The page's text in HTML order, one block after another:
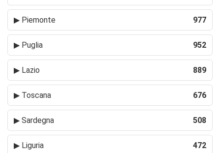
▶ Piemonte 977
▶ Puglia 952
▶ Lazio 889
▶ Toscana 676
▶ Sardegna 508
▶ Liguria 472